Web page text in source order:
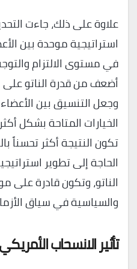
علاوة على ذلك، جاءت
استراتيجية موحدة بين
في مستوى الالتزام
أضعف من قدرة الناتو على
وجعل التنسيق بين
الخيارات المتاحة بشكل
تكون النتيجة أكثر تحسناً
الحاجة إلى تطوير
الناتو، وتكون قادرة على
والسياسية في سياق
تأثير الانسحاب الأمريكي